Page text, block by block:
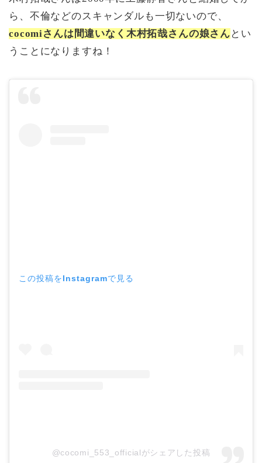
ら、不倫などのスキャンダルも一切ないので、
cocomiさんは間違いなく木村拓哉さんの娘さん とい
うことになりますね！
この投稿をInstagramで見る
@cocomi_553_officialがシェアした投稿